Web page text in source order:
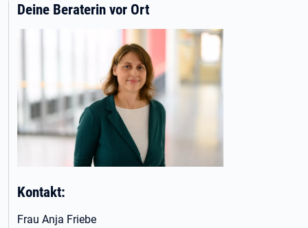
Deine Beraterin vor Ort
Kontakt:
Frau Anja Friebe